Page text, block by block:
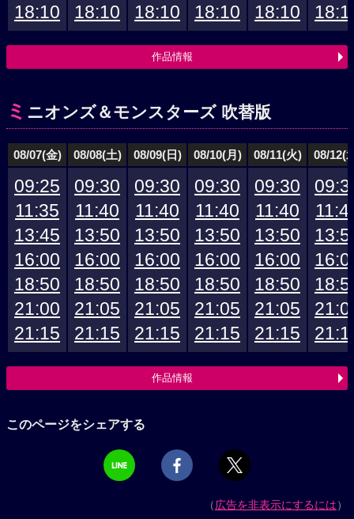
18:10 18:10 18:10 18:10 18:10
作品情報
ミ ニオンズ＆モンスターズ 吹替版
08/07(金) 08/08(土) 08/09(日) 08/10(月) 08/11(火) 08/12(
09:25
11:35
13:45
16:00
18:50
21:00
21:15
09:30
11:40
13:50
16:00
18:50
21:05
21:15
09:30
11:40
13:50
16:00
18:50
21:05
21:15
09:30
11:40
13:50
16:00
18:50
21:05
21:15
09:30
11:40
13:50
16:00
18:50
21:05
21:15
作品情報
このページをシェアする
（広告を非表示にするには）